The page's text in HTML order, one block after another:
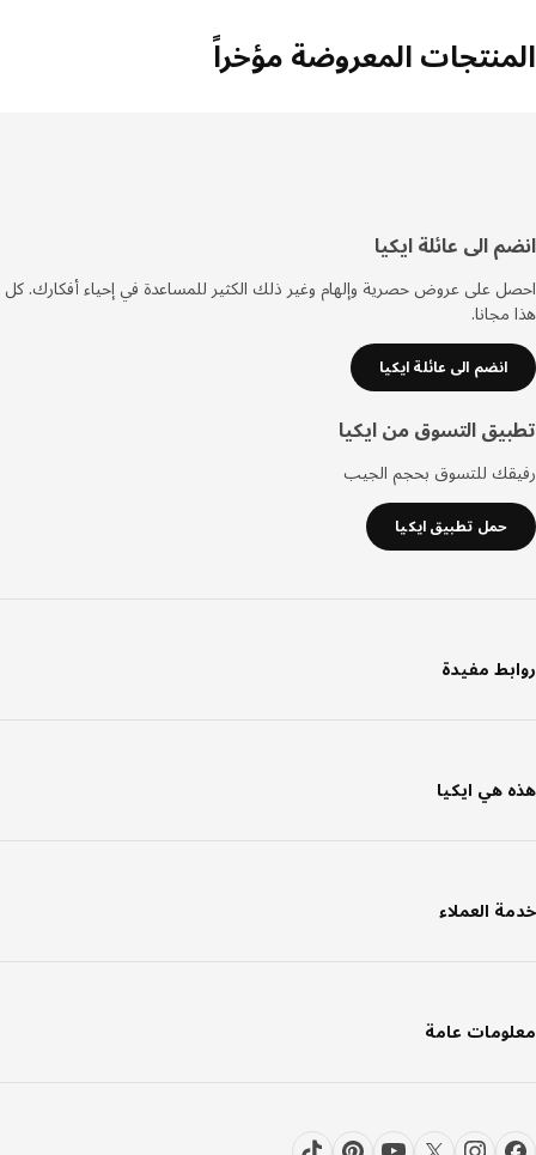
المعروضة مؤخراً
الى عائلة ايكيا
على عروض حصرية وإلهام وغير ذلك الكثير للمساعدة في إحياء أفكارك. كل
انضم الى عائلة ايكيا
التسوق من ايكيا
للتسوق بحجم الجيب
حمل تطبيق ايكيا
مفيدة
هي ايكيا
العملاء
عامة